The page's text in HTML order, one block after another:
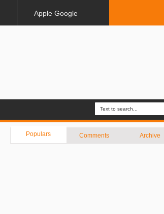
Populars Comments Archive
Apple Google